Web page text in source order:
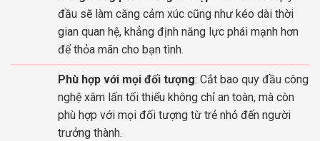
đầu sẽ làm căng cảm xúc cũng như kéo dài thời
gian quan hệ, khẳng định năng lực phái mạnh hơn
để thỏa mãn cho bạn tình.
Phù hợp với mọi đối tượng: Cắt bao quy đầu công
nghệ xâm lấn tối thiểu không chỉ an toàn, mà còn
phù hợp với mọi đối tượng từ trẻ nhỏ đến người
trưởng thành.